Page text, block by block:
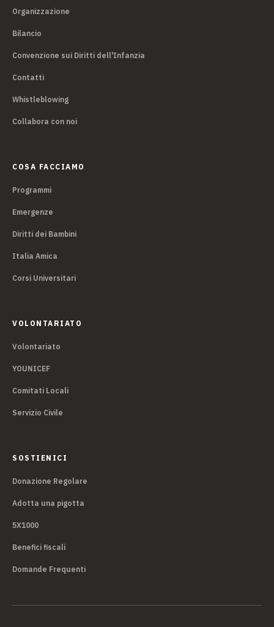
Organizzazione
Bilancio
Convenzione sui Diritti dell'Infanzia
Contatti
Whistleblowing
Collabora con noi
COSA FACCIAMO
Programmi
Emergenze
Diritti dei Bambini
Italia Amica
Corsi Universitari
VOLONTARIATO
Volontariato
YOUNICEF
Comitati Locali
Servizio Civile
SOSTIENICI
Donazione Regolare
Adotta una pigotta
5X1000
Benefici fiscali
Domande Frequenti